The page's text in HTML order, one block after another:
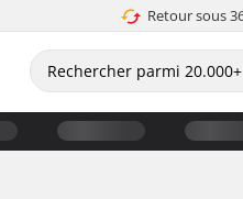
Retour sous